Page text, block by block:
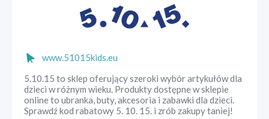
www.51015kids.eu
5.10.15 to sklep oferujący szeroki wybór artykułów dla
dzieci w różnym wieku. Produkty dostępne w sklepie
online to ubranka, buty, akcesoria i zabawki dla dzieci.
Sprawdź kod rabatowy 5. 10. 15. i zrób zakupy taniej!